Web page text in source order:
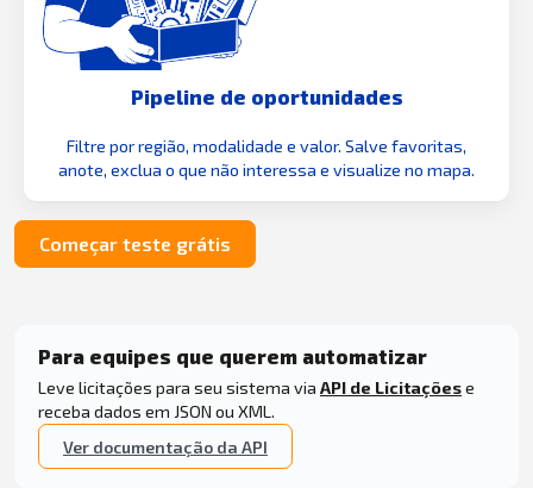
Pipeline de oportunidades
Filtre por região, modalidade e valor. Salve favoritas,
anote, exclua o que não interessa e visualize no mapa.
Começar teste grátis
Para equipes que querem automatizar
Leve licitações para seu sistema via API de Licitaçõese
receba dados em JSON ou XML.
Ver documentação da API